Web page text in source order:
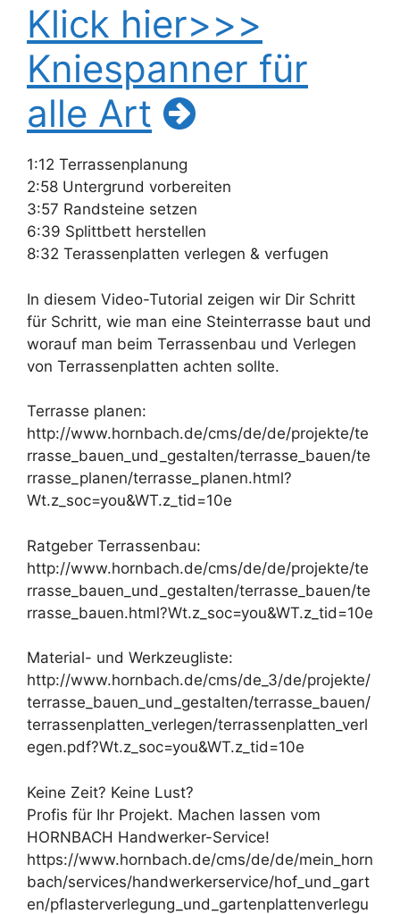
Klick hier>>>
Kniespanner für
alle Art
1:12 Terrassenplanung
2:58 Untergrund vorbereiten
3:57 Randsteine setzen
6:39 Splittbett herstellen
8:32 Terassenplatten verlegen & verfugen
In diesem Video-Tutorial zeigen wir Dir Schritt
für Schritt, wie man eine Steinterrasse baut und
worauf man beim Terrassenbau und Verlegen
von Terrassenplatten achten sollte.
Terrasse planen:
http://www.hornbach.de/cms/de/de/projekte/te
rrasse_bauen_und_gestalten/terrasse_bauen/te
rrasse_planen/terrasse_planen.html?
Wt.z_soc=you&WT.z_tid=10e
Ratgeber Terrassenbau:
http://www.hornbach.de/cms/de/de/projekte/te
rrasse_bauen_und_gestalten/terrasse_bauen/te
rrasse_bauen.html?Wt.z_soc=you&WT.z_tid=10e
Material- und Werkzeugliste:
http://www.hornbach.de/cms/de_3/de/projekte/
terrasse_bauen_und_gestalten/terrasse_bauen/
terrassenplatten_verlegen/terrassenplatten_verl
egen.pdf?Wt.z_soc=you&WT.z_tid=10e
Keine Zeit? Keine Lust?
Profis für Ihr Projekt. Machen lassen vom
HORNBACH Handwerker-Service!
https://www.hornbach.de/cms/de/de/mein_horn
bach/services/handwerkerservice/hof_und_gart
en/pflasterverlegung_und_gartenplattenverlegu